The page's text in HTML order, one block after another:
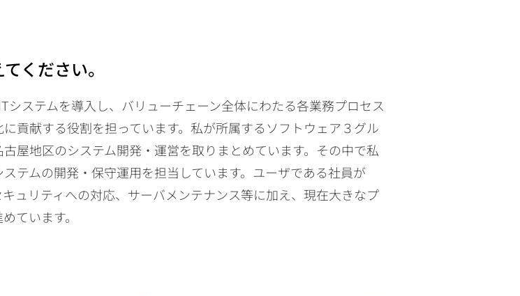
ください。
ステムを導入し、バリューチェーン全体にわたる各業務プロセス
貢献する役割を担っています。私が所属するソフトウェア３グル
屋地区のシステム開発・運営を取りまとめています。その中で私
テムの開発・保守運用を担当しています。ユーザである社員が
ュリティへの対応、サーバメンテナンス等に加え、現在大きなプ
ています。